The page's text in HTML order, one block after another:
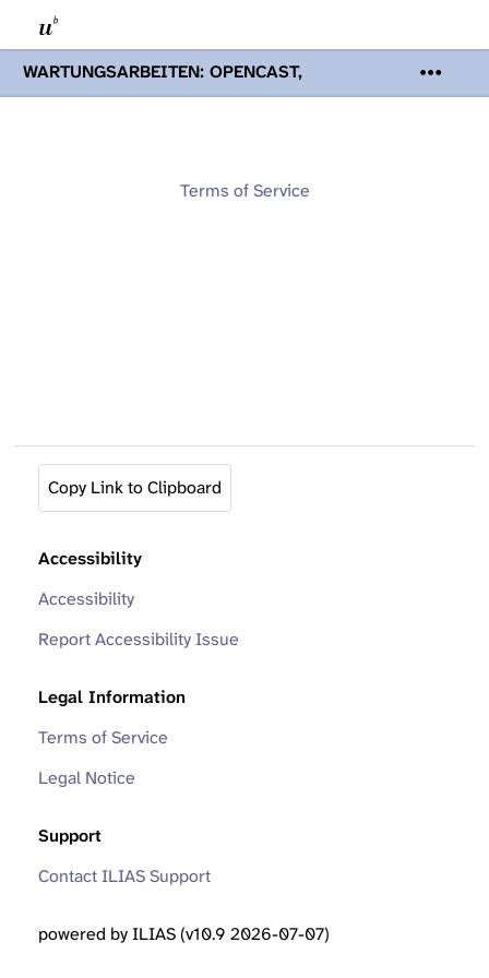
WARTUNGSARBEITEN: OPENCAST,
PODCASTS & TOBIRA
Mi 19. August
Opencast-Videos und Tobira nicht zur
Terms of Service
Copy Link to Clipboard
Accessibility
Accessibility
Report Accessibility Issue
Legal Information
Terms of Service
Legal Notice
Support
Contact ILIAS Support
powered by ILIAS (v10.9 2026-07-07)